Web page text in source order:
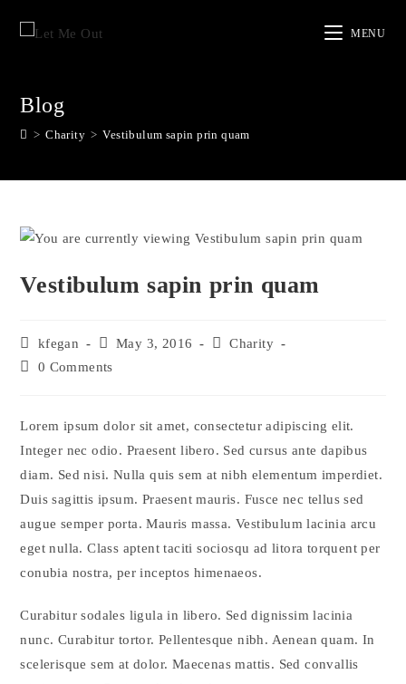
MENU
Blog
> Charity > Vestibulum sapin prin quam
Vestibulum sapin prin quam
kfegan May 3, 2016
Charity
0 Comments
Lorem ipsum dolor sit amet, consectetur adipiscing elit.
Integer nec odio. Praesent libero. Sed cursus ante dapibus
diam. Sed nisi. Nulla quis sem at nibh elementum imperdiet.
Duis sagittis ipsum. Praesent mauris. Fusce nec tellus sed
augue semper porta. Mauris massa. Vestibulum lacinia arcu
eget nulla. Class aptent taciti sociosqu ad litora torquent per
conubia nostra, per inceptos himenaeos.
Curabitur sodales ligula in libero. Sed dignissim lacinia
nunc. Curabitur tortor. Pellentesque nibh. Aenean quam. In
scelerisque sem at dolor. Maecenas mattis. Sed convallis